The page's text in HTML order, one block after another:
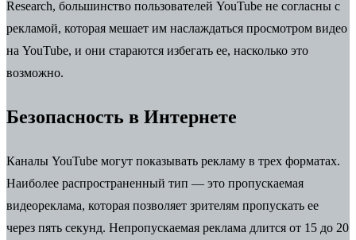
Research, большинство пользователей YouTube не согласны с
рекламой, которая мешает им наслаждаться просмотром видео
на YouTube, и они стараются избегать ее, насколько это
возможно.
Безопасность в Интернете
Каналы YouTube могут показывать рекламу в трех форматах.
Наиболее распространенный тип — это пропускаемая
видеореклама, которая позволяет зрителям пропускать ее
через пять секунд. Непропускаемая реклама длится от 15 до 20